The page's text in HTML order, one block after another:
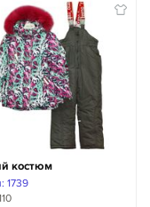
костюм
1739